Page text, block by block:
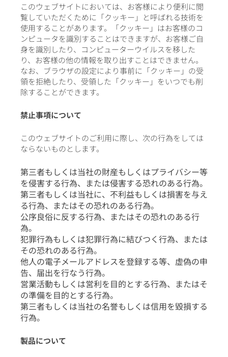
このウェブサイトにおいては、お客様により便利に閲
覧していただくために「クッキー」と呼ばれる技術を
使用することがあります。「クッキー」はお客様のコ
ンピュータを識別することはできますが、お客様ご自
身を識別したり、コンピューターウイルスを移した
り、お客様の他の情報を取り出すことはできません。
なお、ブラウザの設定により事前に「クッキー」の受
領を拒絶したり、受領した「クッキー」をいつでも削
除することができます。
禁止事項について
このウェブサイトのご利用に際し、次の行為をしては
ならないものとします。
第三者もしくは当社の財産もしくはプライバシー等
を侵害する行為、または侵害する恐れのある行為。
第三者もしくは当社に、不利益もしくは損害を与え
る行為、またはその恐れのある行為。
公序良俗に反する行為、またはその恐れのある行
為。
犯罪行為もしくは犯罪行為に結びつく行為、または
その恐れのある行為。
他人の電子メールアドレスを登録する等、虚偽の申
告、届出を行なう行為。
営業活動もしくは営利を目的とする行為、またはそ
の準備を目的とする行為。
第三者もしくは当社の名誉もしくは信用を毀損する
行為。
製品について